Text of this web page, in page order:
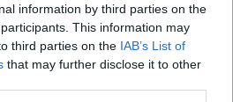
information by third parties on the
This information may
third parties on the IAB’s List of
that may further disclose it to other
ΠΕΝΥ ΡΟΝΤΟΓΙΑΝΝΗ
11/03/2026